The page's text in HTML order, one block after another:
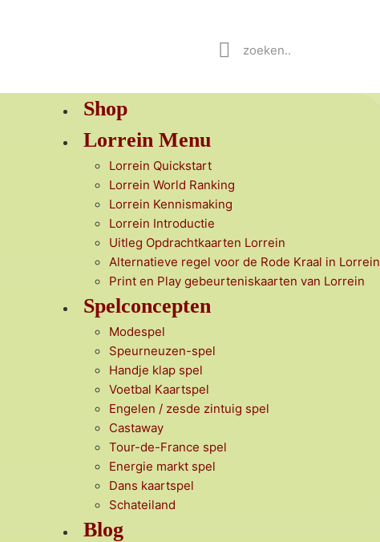
Shop
Lorrein Menu
Lorrein Quickstart
Lorrein World Ranking
Lorrein Kennismaking
Lorrein Introductie
Uitleg Opdrachtkaarten Lorrein
Alternatieve regel voor de Rode Kraal in Lorrein
Print en Play gebeurteniskaarten van Lorrein
Spelconcepten
Modespel
Speurneuzen-spel
Handje klap spel
Voetbal Kaartspel
Engelen / zesde zintuig spel
Castaway
Tour-de-France spel
Energie markt spel
Dans kaartspel
Schateiland
Blog